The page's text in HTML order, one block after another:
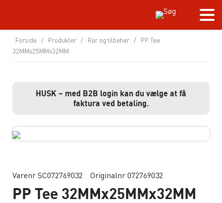
Forside / Produkter / Rør og tilbehør / PP Tee
32MMx25MMx32MM
HUSK – med B2B login kan du vælge at få
faktura ved betaling.
Varenr SC072769032 Originalnr 072769032
PP Tee 32MMx25MMx32MM